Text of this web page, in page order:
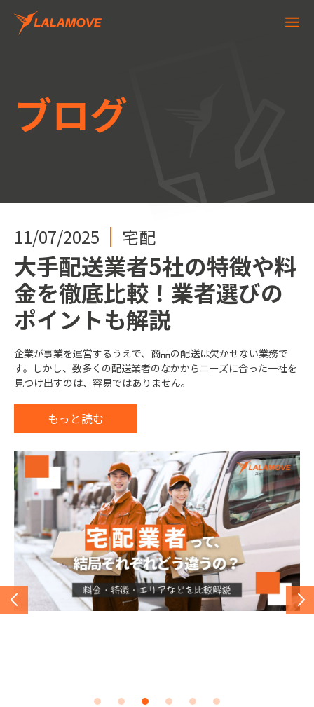
ブログ
4/03/2025 即時配送
郵便物を次の日に届けたい
場合は何時までに出せば大
丈夫？翌日到着で発送する
方法や到着日数を解説
郵便物を次の日に届けたいものの、何時までに出せば間に合うの
いです。締め切り時刻に間に合わなければ、翌日に届けられませ
もっと読む
15/08/2025
tab-4-delivery(Japanese)
バイク便を手配する流れや
事前に確認しておきたいポ
イントと活躍する4つのケー
スを解説
納期ギリギリの荷物をすぐに送りたい、宅配便の受け付けが締め
切ってしまったため依頼できる場所を探している、というときに
バイク便の利用を検討するでしょう。
もっと読む
14/08/2025
tab-4-delivery(Japanese)
東京都内で利用可能なバイ
ク便サービスを徹底比較！
都内利用のメリット・デメ
リットを解説
今日中に荷物を送りたい、納期ギリギリの書類を届けたいという
時にバイク便の利用を検討した経験はないでしょうか。特に交通
渋滞が懸念される東京都内でのバイク便は、個人利用だけでな
く、ビジネスシーンでも大きく活躍してくれるでしょう。
もっと読む
11/07/2025 宅配
大手配送業者5社の特徴や料
金を徹底比較！業者選びの
ポイントも解説
企業が事業を運営するうえで、商品の配送は欠かせない業務で
す。しかし、数多くの配送業者のなかからニーズに合った一社を
見つけ出すのは、容易ではありません。
もっと読む
4/06/2025 宅配
送料の安い宅配サービスは
どこ？サイズ別ランキング
で徹底比較！
宅配サービスの利用を検討するとき、少しでも安く荷物を送りた
いと考えるのは当然のことです。
もっと読む
2/05/2025
tab-4-delivery(Japanese)
大型荷物の配送方法は？サ
イズの目安や配送時のポイ
ントを解説
大型荷物を配送したいとき、どうやって運べばよいのか・どの
もっと読む
4/03/2025 即時配送
郵便物を次の日に届けたい
場合は何時までに出せば大
丈夫？翌日到着で発送する
方法や到着日数を解説
郵便物を次の日に届けたいものの、何時までに出せば間に合うの
いです。締め切り時刻に間に合わなければ、翌日に届けられませ
もっと読む
15/08/2025
tab-4-delivery(Japanese)
バイク便を手配する流れや
事前に確認しておきたいポ
イントと活躍する4つのケー
スを解説
納期ギリギリの荷物をすぐに送りたい、宅配便の受け付けが締め
切ってしまったため依頼できる場所を探している、というときに
バイク便の利用を検討するでしょう。
もっと読む